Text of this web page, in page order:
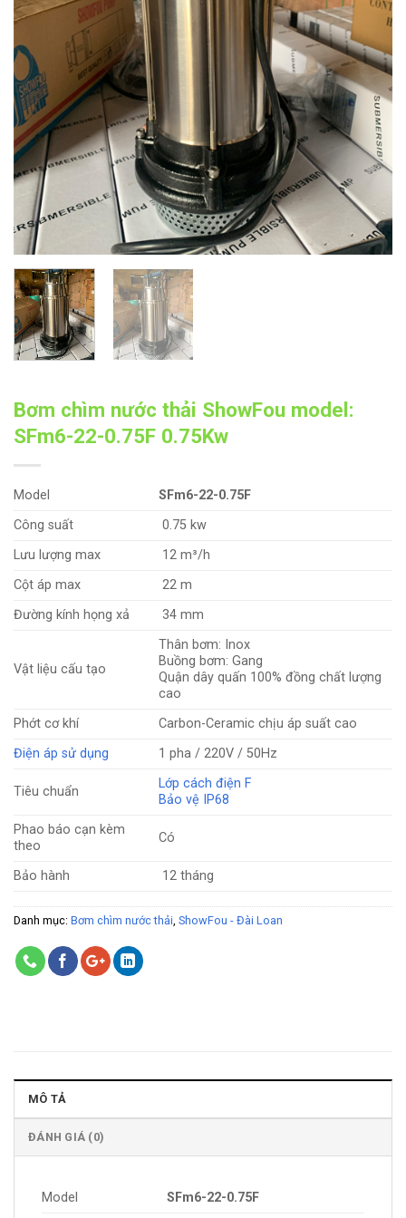
Bơm chìm nước thải ShowFou model:
SFm6-22-0.75F 0.75Kw
Model
SFm6-22-0.75F
Công suất
0.75 kw
Lưu lượng max
12 m³/h
Cột áp max
22 m
Đường kính họng xả
34 mm
Vật liệu cấu tạo
Thân bơm: Inox
Buồng bơm: Gang
Quận dây quấn 100% đồng chất lượng
cao
Phớt cơ khí
Carbon-Ceramic chịu áp suất cao
Điện áp sử dụng
1 pha / 220V / 50Hz
Tiêu chuẩn
Lớp cách điện F
Bảo vệ IP68
Phao báo cạn kèm
theo
Có
Bảo hành 12 tháng
Danh mục: Bơm chìm nước thải ShowFou - Đài Loan
MÔ TẢ
ĐÁNH GIÁ (0)
Model SFm6-22-0.75F